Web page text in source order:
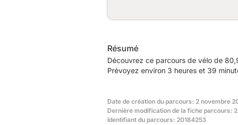
Résumé
Découvrez ce parcours de vélo de
Prévoyez environ 3 heures et 39
Date de création du parcours: 2 novembre
Dernière modification de la fiche parcours:
Identifiant du parcours: 20184253